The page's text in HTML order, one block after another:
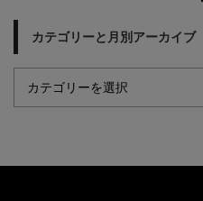
カテゴリーと月別アーカイブ